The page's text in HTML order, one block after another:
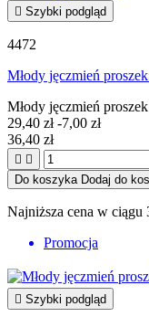
 Szybki podgląd
4472
Młody jęczmień
Młody jęczmień
29,40 zł-7,00 zł
36,40 zł
 
Do koszyka Dodaj do
Najniższa cena w ciągu
Promocja
 Szybki podgląd